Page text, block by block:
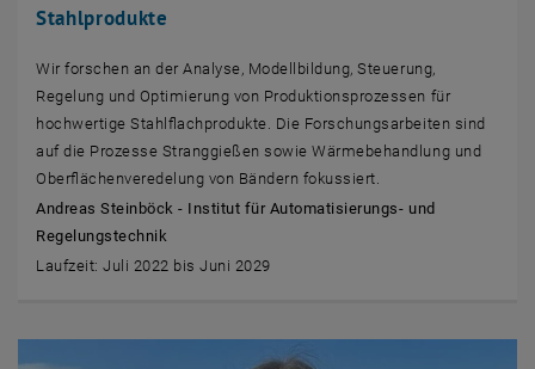
Stahlprodukte
Wir forschen an der Analyse, Modellbildung, Steuerung,
Regelung und Optimierung von Produktionsprozessen für
hochwertige Stahlflachprodukte. Die Forschungsarbeiten sind
auf die Prozesse Stranggießen sowie Wärmebehandlung und
Oberflächenveredelung von Bändern fokussiert.
Andreas Steinböck - Institut für Automatisierungs- und
Regelungstechnik
Laufzeit: Juli 2022 bis Juni 2029